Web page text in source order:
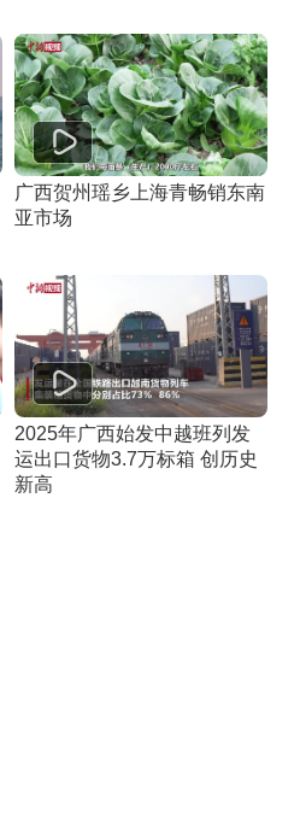
广西贺州瑶乡上海青畅销东南
亚市场
2025年广西始发中越班列发
运出口货物3.7万标箱 创历史
新高